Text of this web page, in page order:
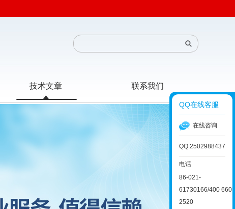
技术文章 联系我们
QQ在线客服
在线咨询
QQ:2502988437
电话
86-021-
61730166/400 660
2520